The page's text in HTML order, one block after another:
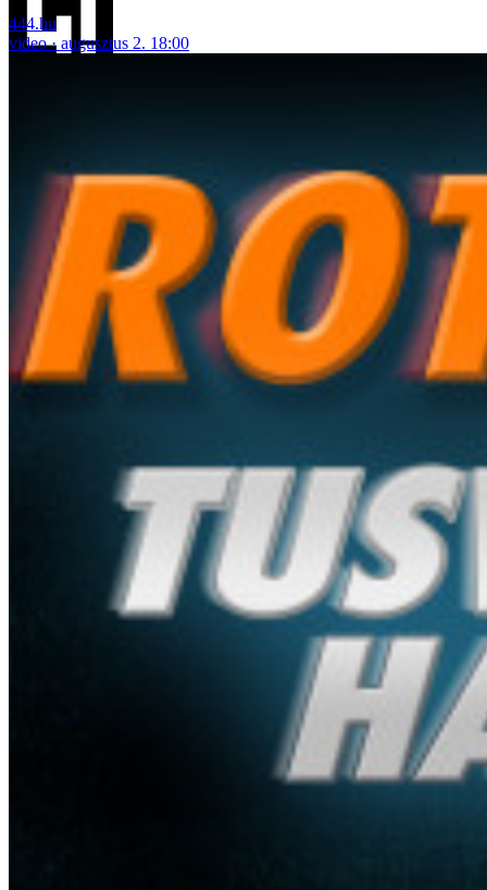
444.hu
video
augusztus 2. 18:00